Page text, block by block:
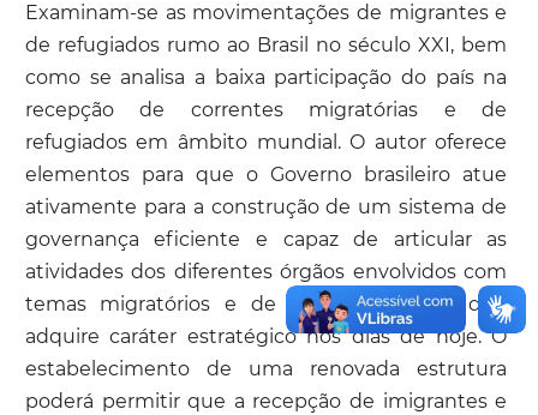
Examinam-se as movimentações de migrantes e
de refugiados rumo ao Brasil no século XXI, bem
como se analisa a baixa participação do país na
recepção de correntes migratórias e de
refugiados em âmbito mundial. O autor oferece
elementos para que o Governo brasileiro atue
ativamente para a construção de um sistema de
governança eficiente e capaz de articular as
atividades dos diferentes órgãos envolvidos com
temas migratórios e de refúgio, questão que
adquire caráter estratégico nos dias de hoje. O
estabelecimento de uma renovada estrutura
poderá permitir que a recepção de imigrantes e